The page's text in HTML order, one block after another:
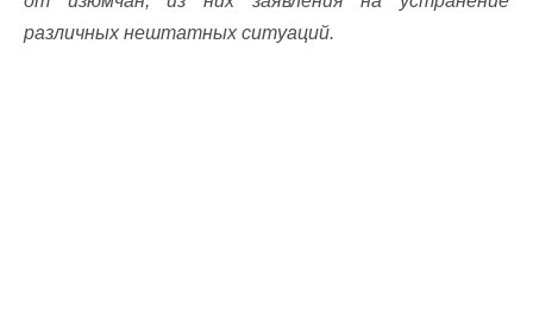
различных нештатных ситуаций.